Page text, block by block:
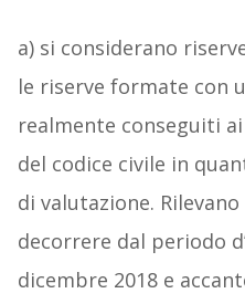
a) si considerano
le riserve formate con
realmente conseguiti
del codice civile in
di valutazione.
decorrere dal periodo
dicembre 2018 e